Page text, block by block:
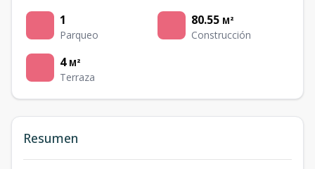
1
Parqueo
80.55 M²
Construcción
4 M²
Terraza
Resumen